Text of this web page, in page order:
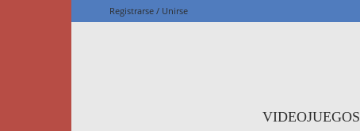
Registrarse / Unirse
VIDEOJUEGOS